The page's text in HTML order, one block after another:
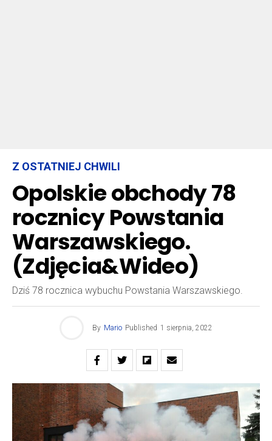
Z OSTATNIEJ CHWILI
Opolskie obchody 78
rocznicy Powstania
Warszawskiego.
(Zdjęcia&Wideo)
Dziś 78 rocznica wybuchu Powstania Warszawskiego.
By Mario Published 1 sierpnia, 2022